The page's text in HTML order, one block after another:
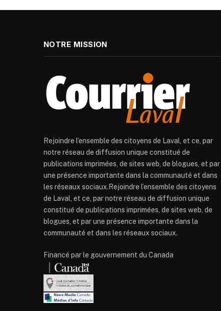
NOTRE MISSION
Rejoindre l’ensemble des citoyens de Laval, et ce, par
notre réseau de diffusion unique constitué de
publications imprimées, de sites web, de blogues, et par
une présence importante dans la communauté et dans
les réseaux sociaux.Rejoindre l’ensemble des citoyens
de Laval, et ce, par notre réseau de diffusion unique
constitué de publications imprimées, de sites web, de
blogues, et par une présence importante dans la
communauté et dans les réseaux sociaux.
Financé par le gouvernement du Canada